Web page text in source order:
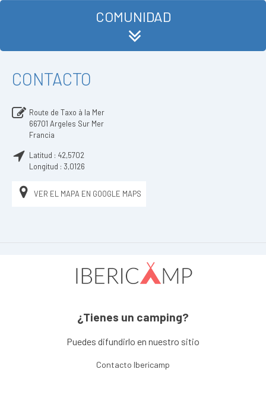
COMUNIDAD
CONTACTO
Route de Taxo à la Mer
66701 Argeles Sur Mer
Francia
Latitud : 42,5702
Longitud : 3,0126
VER EL MAPA EN GOOGLE MAPS
¿Tienes un camping?
Puedes difundirlo en nuestro sitio
Contacto Ibericamp